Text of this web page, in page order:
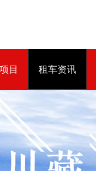
目 租车资讯